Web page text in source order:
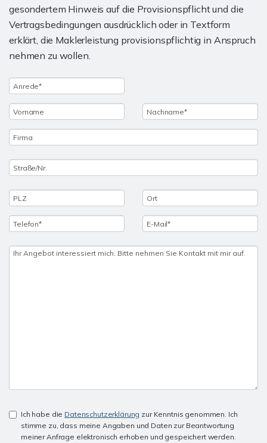
gesondertem Hinweis auf die Provisionspflicht und die
Vertragsbedingungen ausdrücklich oder in Textform
erklärt, die Maklerleistung provisionspflichtig in Anspruch
nehmen zu wollen.
Ich habe die Datenschutzerklärung zur Kenntnis genommen. Ich
stimme zu, dass meine Angaben und Daten zur Beantwortung
meiner Anfrage elektronisch erhoben und gespeichert werden.